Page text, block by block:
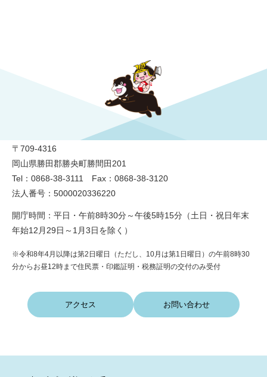
〒709-4316
岡山県勝田郡勝央町勝間田201
Tel：0868-38-3111 Fax：0868-38-3120
法人番号：5000020336220
開庁時間：平日・午前8時30分～午後5時15分（土日・祝日年末
年始12月29日～1月3日を除く）
※令和8年4月以降は第2日曜日（ただし、10月は第1日曜日）の午前8時30
分からお昼12時まで住民票・印鑑証明・税務証明の交付のみ受付
アクセス お問い合わせ